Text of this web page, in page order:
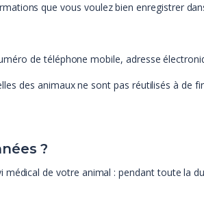
que vous voulez bien enregistrer
de téléphone mobile, adresse
des animaux ne sont pas réutilisés à de
?
de votre animal : pendant toute la